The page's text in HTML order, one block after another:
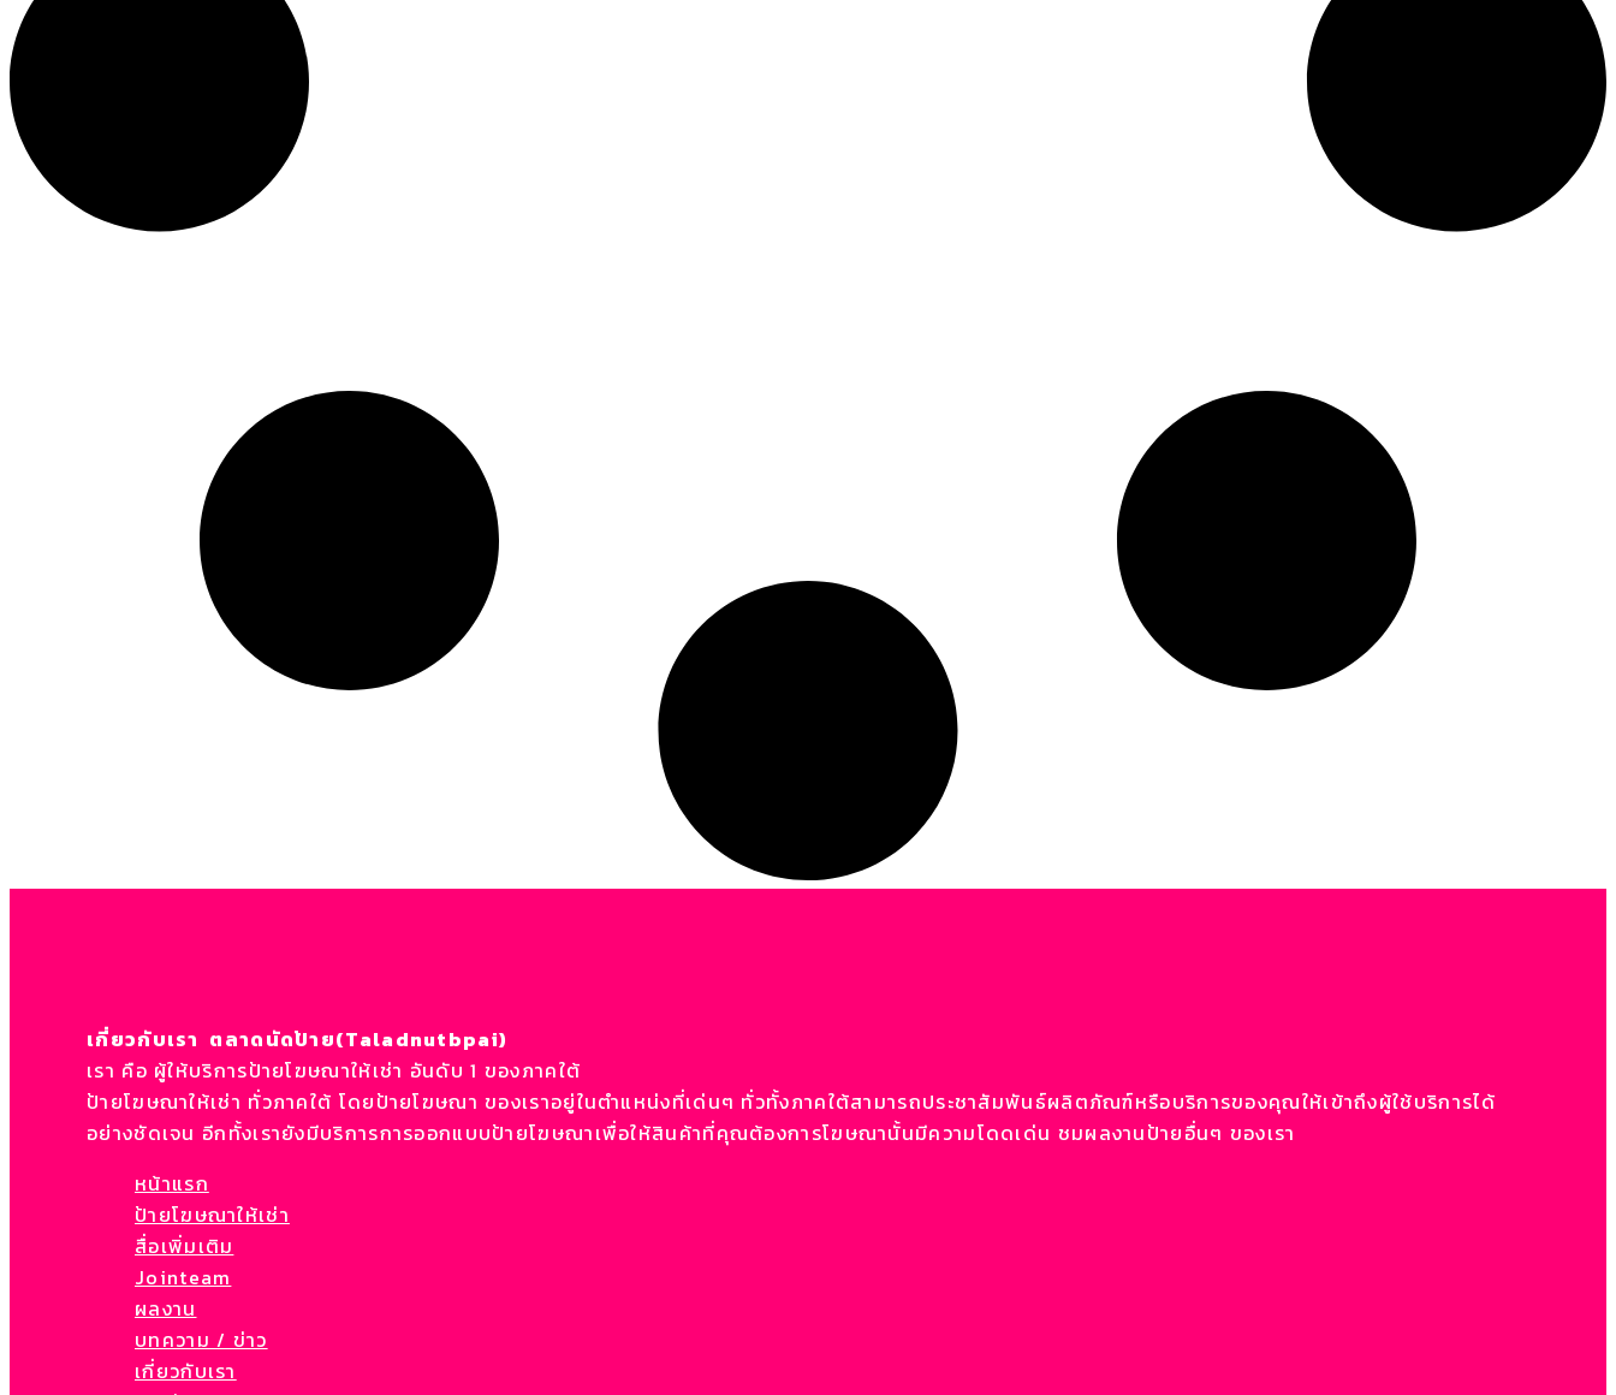
เกี่ยวกับเรา ตลาดนัดป้าย(Taladnutbpai)
เรา คือ ผู้ให้บริการป้ายโฆษณาให้เช่า อันดับ 1 ของภาคใต้
ป้ายโฆษณาให้เช่า ทั่วภาคใต้ โดยป้ายโฆษณา ของเราอยู่ในตำแหน่งที่เด่นๆ ทั่วทั้งภาคใต้สามารถประชาสัมพันธ์ผลิตภัณฑ์หรือบริการของคุณให้เข้าถึงผู้ใช้บริการได้
อย่างชัดเจน อีกทั้งเรายังมีบริการการออกแบบป้ายโฆษณาเพื่อให้สินค้าที่คุณต้องการโฆษณานั้นมีความโดดเด่น ชมผลงานป้ายอื่นๆ ของเรา
หน้าแรก
ป้ายโฆษณาให้เช่า
สื่อเพิ่มเติม
Jointeam
ผลงาน
บทความ / ข่าว
เกี่ยวกับเรา